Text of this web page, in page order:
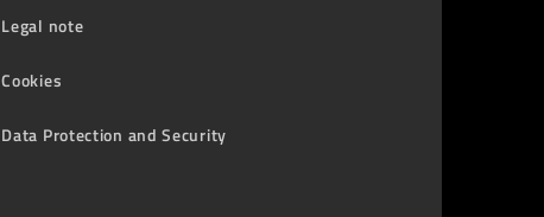
Legal note
Cookies
Data Protection and Security